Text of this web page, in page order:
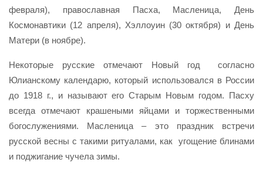
февраля), православная Пасха, Масленица, День
Космонавтики (12 апреля), Хэллоуин (30 октября) и День
Матери (в ноябре).
Некоторые русские отмечают Новый год согласно
Юлианскому календарю, который использовался в России
до 1918 г., и называют его Старым Новым годом. Пасху
всегда отмечают крашеными яйцами и торжественными
богослужениями. Масленица – это праздник встречи
русской весны с такими ритуалами, как угощение блинами
и поджигание чучела зимы.